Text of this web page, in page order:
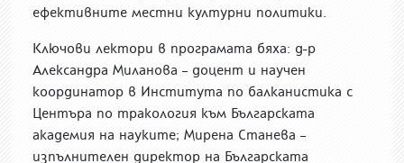
ефективните местни културни политики.
Ключови лектори в програмата бяха: д-р
Александра Миланова – доцент и научен
координатор в Института по балканистика с
Центъра по тракология към Българската
академия на науките; Мирена Станева –
изпълнителен директор на Българската